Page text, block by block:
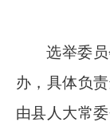
赖
选举委
办，具体负
由县人大常